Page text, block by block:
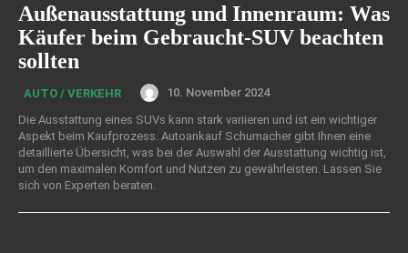
Außenausstattung und Innenraum: Was
Käufer beim Gebraucht-SUV beachten
sollten
AUTO / VERKEHR
10. November 2024
Die Ausstattung eines SUVs kann stark variieren und ist ein wichtiger
Aspekt beim Kaufprozess. Autoankauf Schumacher gibt Ihnen eine
detaillierte Übersicht, was bei der Auswahl der Ausstattung wichtig ist,
um den maximalen Komfort und Nutzen zu gewährleisten. Lassen Sie
sich von Experten beraten.